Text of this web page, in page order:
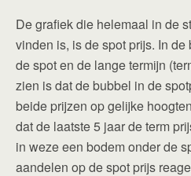
De grafiek die helemaal in de
vinden is, is de spot prijs. In
de spot en de lange termijn
zien is dat de bubbel in de
beide prijzen op gelijke
dat de laatste 5 jaar de term
in weze een bodem onder de
aandelen op de spot prijs